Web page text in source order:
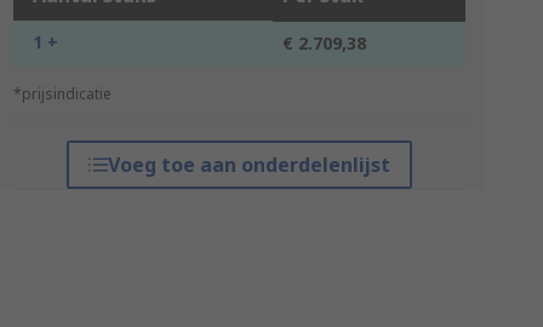
1 + € 2.709,38
*prijsindicatie
Voeg toe aan onderdelenlijst